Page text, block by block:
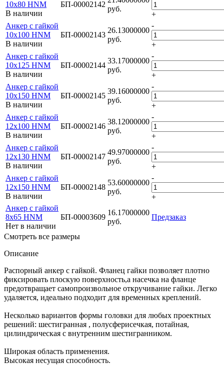
10х80 HNM
В наличии
БП-00002142
руб.
+
Анкер с гайкой
10х100 HNM
В наличии
БП-00002143
26.13000000
руб.
-
+
Анкер с гайкой
10х125 HNM
В наличии
БП-00002144
33.17000000
руб.
-
+
Анкер с гайкой
10х150 HNM
В наличии
БП-00002145
39.16000000
руб.
-
+
Анкер с гайкой
12х100 HNM
В наличии
БП-00002146
38.12000000
руб.
-
+
Анкер с гайкой
12х130 HNM
В наличии
БП-00002147
49.97000000
руб.
-
+
Анкер с гайкой
12х150 HNM
В наличии
БП-00002148
53.60000000
руб.
-
+
Анкер с гайкой
8х65 HNM
Нет в наличии
БП-00003609
16.17000000
руб.
Предзаказ
Смотреть все размеры
Описание
Распорный анкер с гайкой. Фланец гайки позволяет плотно
фиксировать плоскую поверхность,а насечка на фланце
предотвращает самопроизвольное откручивание гайки. Легко
удаляется, идеально подходит для временных креплений.
Несколько вариантов формы головки для любых проектных
решений: шестигранная , полусферисечкая, потайная,
цилиндрическая с внутренним шестигранником.
Широкая область применения.
Высокая несущая способность.